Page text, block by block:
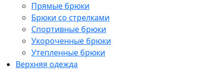
Прямые брюки
Брюки со стрелками
Спортивные брюки
Укороченные брюки
Утепленные брюки
Верхняя одежда